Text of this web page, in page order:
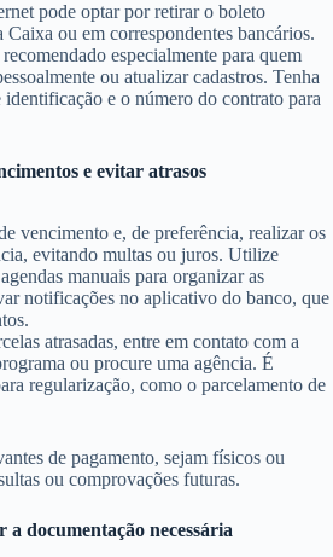
pode optar por retirar o boleto
Caixa ou em correspondentes bancários.
especialmente para quem
ou atualizar cadastros. Tenha
e o número do contrato para
e evitar atrasos
vencimento e, de preferência, realizar os
evitando multas ou juros. Utilize
manuais para organizar as
notificações no aplicativo do banco, que
atrasadas, entre em contato com a
ou procure uma agência. É
regularização, como o parcelamento de
de pagamento, sejam físicos ou
ou comprovações futuras.
documentação necessária